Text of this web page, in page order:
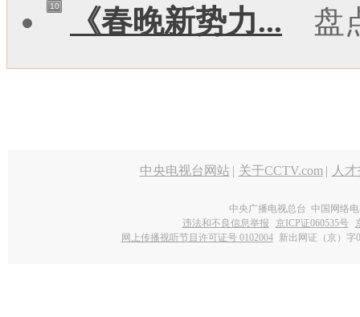
10 《春晚新势力... 盘
中央电视台网站 | 关于CCTV.com | 人
中央广播电视总台 中国网络
违法和不良信息举报
京ICP证060535号
网上传播视听节目许可证号 0102004 新出网证（京）